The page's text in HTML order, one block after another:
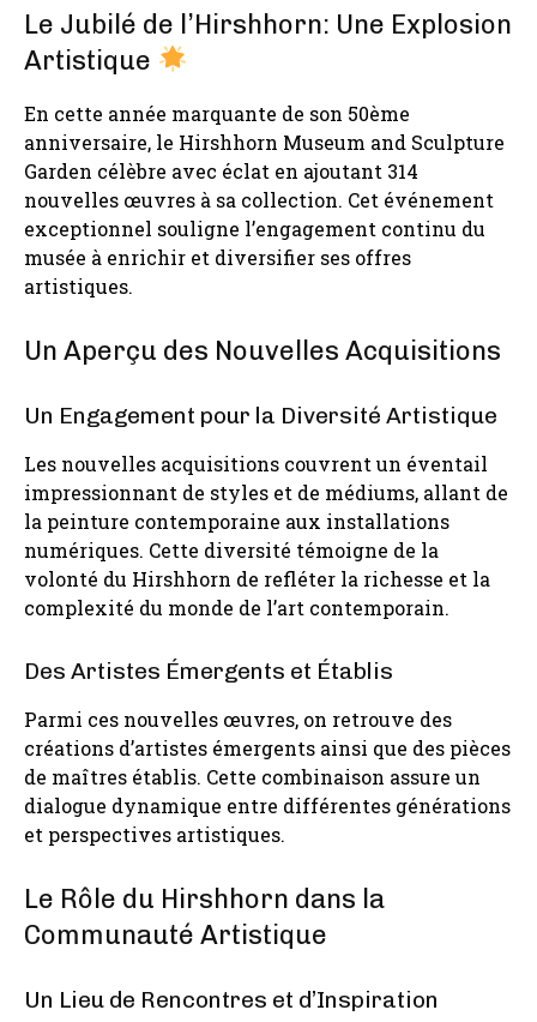
Le Jubilé de l’Hirshhorn: Une Explosion
Artistique
En cette année marquante de son 50ème
anniversaire, le Hirshhorn Museum and Sculpture
Garden célèbre avec éclat en ajoutant 314
nouvelles œuvres à sa collection. Cet événement
exceptionnel souligne l’engagement continu du
musée à enrichir et diversifier ses offres
artistiques.
Un Aperçu des Nouvelles Acquisitions
Un Engagement pour la Diversité Artistique
Les nouvelles acquisitions couvrent un éventail
impressionnant de styles et de médiums, allant de
la peinture contemporaine aux installations
numériques. Cette diversité témoigne de la
volonté du Hirshhorn de refléter la richesse et la
complexité du monde de l’art contemporain.
Des Artistes Émergents et Établis
Parmi ces nouvelles œuvres, on retrouve des
créations d’artistes émergents ainsi que des pièces
de maîtres établis. Cette combinaison assure un
dialogue dynamique entre différentes générations
et perspectives artistiques.
Le Rôle du Hirshhorn dans la
Communauté Artistique
Un Lieu de Rencontres et d’Inspiration